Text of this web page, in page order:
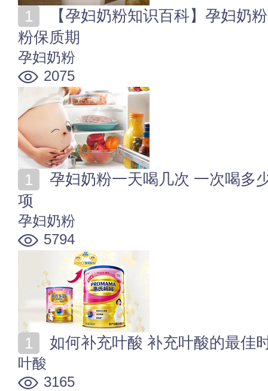
粉保质期
孕妇奶粉
2075
项
孕妇奶粉
5794
如何补充叶酸 补充叶酸的最佳
叶酸
3165